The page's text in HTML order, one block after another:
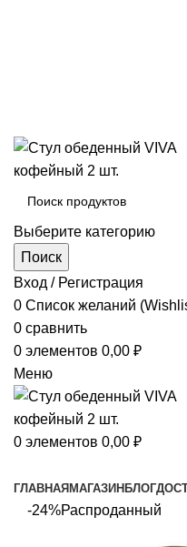
Выберите категорию
Поиск
Вход / Регистрация
0 Список желаний
0 сравнить
0 элементов 0,00 ₽
Меню
0 элементов 0,00 ₽
ГЛАВНАЯ МАГАЗИН БЛОГ
-24%Распроданный